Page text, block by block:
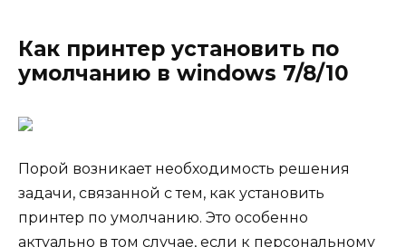
Как принтер установить по
умолчанию в windows 7/8/10
Порой возникает необходимость решения
задачи, связанной с тем, как установить
принтер по умолчанию. Это особенно
актуально в том случае, если к персональному